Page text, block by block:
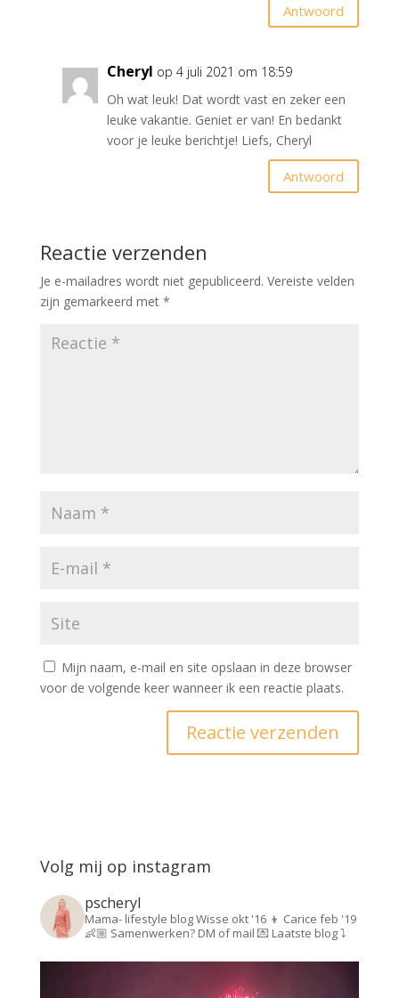
Antwoord
Cheryl op 4 juli 2021 om 18:59
Oh wat leuk! Dat wordt vast en zeker een
leuke vakantie. Geniet er van! En bedankt
voor je leuke berichtje! Liefs, Cheryl
Antwoord
Reactie verzenden
Je e-mailadres wordt niet gepubliceerd. Vereiste velden
zijn gemarkeerd met *
Mijn naam, e-mail en site opslaan in deze browser
voor de volgende keer wanneer ik een reactie plaats.
Volg mij op instagram
pscheryl
Mama- lifestyle blogWisse okt '16 👦 Carice feb '19
👶🏼 Samenwerken? DM of mail 💌Laatste blog ⤵️